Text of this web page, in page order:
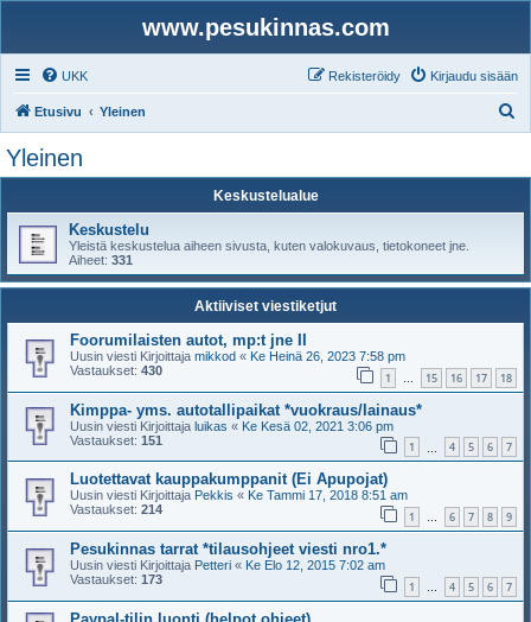
www.pesukinnas.com
UKK Kirjaudu sisään
Rekisteröidy
Etusivu Yleinen
Yleinen
Keskustelualue
Keskustelu
Yleistä keskustelua aiheen sivusta, kuten valokuvaus, tietokoneet jne.
Aiheet: 331
Aktiiviset viestiketjut
Foorumilaisten autot, mp:t jne II
Uusin viesti Kirjoittaja mikkod « Ke Heinä 26, 2023 7:58 pm
Vastaukset: 430 1 … 15 16 17 18
Kimppa- yms. autotallipaikat *vuokraus/lainaus*
Uusin viesti Kirjoittaja luikas « Ke Kesä 02, 2021 3:06 pm
Vastaukset: 151 1 4 5 6 7
Luotettavat kauppakumppanit (Ei Apupojat)
Uusin viesti Kirjoittaja Pekkis « Ke Tammi 17, 2018 8:51 am
Vastaukset: 214 1 … 6 7 8 9
Pesukinnas tarrat *tilausohjeet viesti nro1.*
Uusin viesti Kirjoittaja Petteri « Ke Elo 12, 2015 7:02 am
Vastaukset: 173 1 … 4 5 6 7